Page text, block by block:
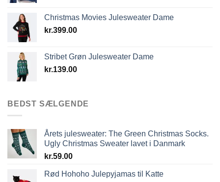
Christmas Movies Julesweater Dame
kr.399.00
Stribet Grøn Julesweater Dame
kr.139.00
BEDST SÆLGENDE
Årets julesweater: The Green Christmas Socks.
Ugly Christmas Sweater lavet i Danmark
kr.59.00
Rød Hohoho Julepyjamas til Katte